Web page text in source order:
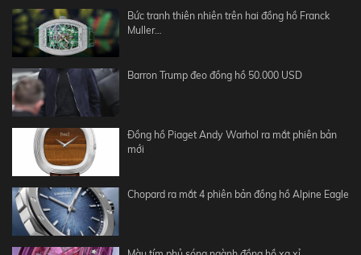
Bức tranh thiên nhiên trên hai đồng hồ Franck
Muller…
Barron Trump đeo đồng hồ 50.000 USD
Đồng hồ Piaget Andy Warhol ra mắt phiên bản
mới
Chopard ra mắt 4 phiên bản đồng hồ Alpine Eagle